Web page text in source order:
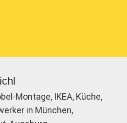
Montage, IKEA, Küche,
in München,